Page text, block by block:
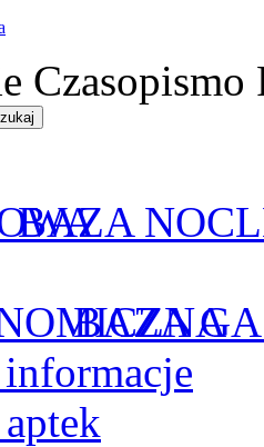
Czasopismo
BAZA
BAZA